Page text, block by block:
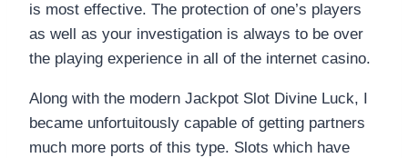
is most effective. The protection of one’s players
as well as your investigation is always to be over
the playing experience in all of the internet casino.
Along with the modern Jackpot Slot Divine Luck, I
became unfortuitously capable of getting partners
much more ports of this type. Slots which have